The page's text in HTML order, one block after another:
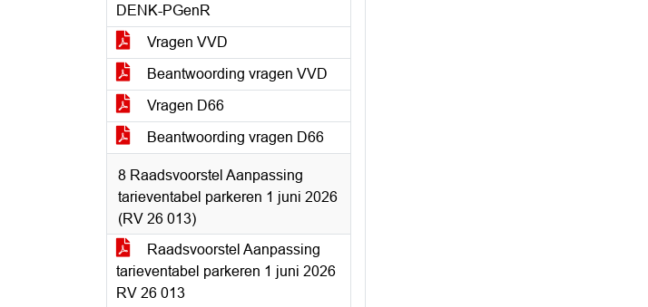
DENK-PGenR
Vragen VVD
Beantwoording vragen VVD
Vragen D66
Beantwoording vragen D66
8 Raadsvoorstel Aanpassing
tarieventabel parkeren 1 juni 2026
(RV 26 013)
Raadsvoorstel Aanpassing
tarieventabel parkeren 1 juni 2026
RV 26 013